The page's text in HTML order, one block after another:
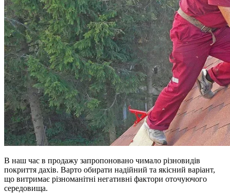
В наш час в продажу запропоновано чимало різновидів
покриття дахів. Варто обирати надійний та якісний варіант,
що витримає різноманітні негативні фактори оточуючого
середовища.